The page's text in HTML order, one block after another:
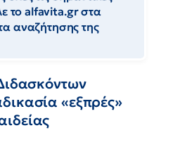
το alfavita.gr στα
αναζήτησης της
«εξπρές»